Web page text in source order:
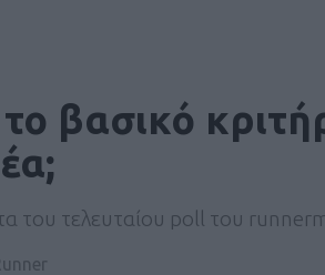
το βασικό
του τελευταίου poll του